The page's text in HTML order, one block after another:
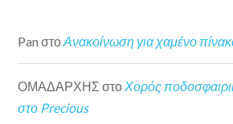
Pan στοΑνακοίνωση για χαμένο
ΟΜΑΔΑΡΧΗΣ στο Χορός
στο Precious